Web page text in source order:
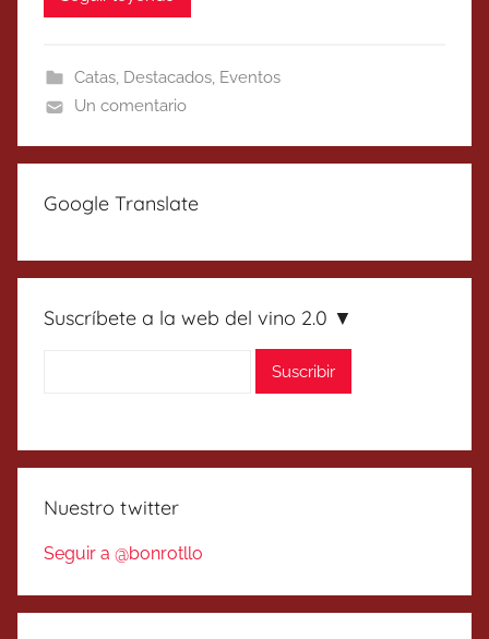
Catas, Destacados, Eventos
Un comentario
Google Translate
Suscríbete a la web del vino 2.0 ▼
Nuestro twitter
Seguir a @bonrotllo